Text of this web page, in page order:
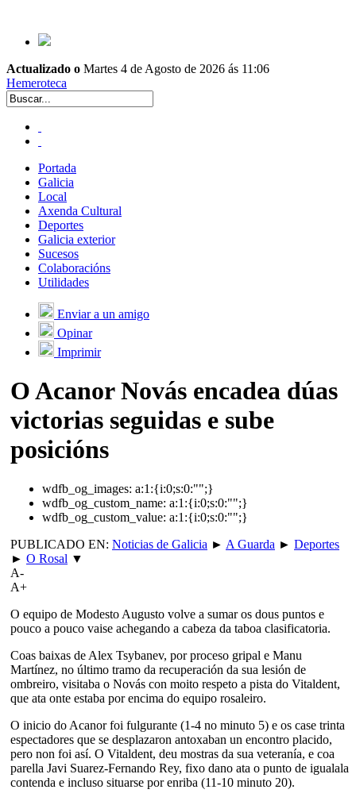
Actualizado o Martes 4 de Agosto de 2026 ás 11:06
Hemeroteca
Portada
Galicia
Local
Axenda Cultural
Deportes
Galicia exterior
Sucesos
Colaboracións
Utilidades
Enviar a un amigo
Opinar
Imprimir
O Acanor Novás encadea dúas
victorias seguidas e sube
posicións
wdfb_og_images: a:1:{i:0;s:0:"";}
wdfb_og_custom_name: a:1:{i:0;s:0:"";}
wdfb_og_custom_value: a:1:{i:0;s:0:"";}
PUBLICADO EN: Noticias de Galicia ► A Guarda ► Deportes
► O Rosal ▼
A-
A+
O equipo de Modesto Augusto volve a sumar os dous puntos e
pouco a pouco vaise achegando a cabeza da taboa clasificatoria.
Coas baixas de Alex Tsybanev, por proceso gripal e Manu
Martínez, no último tramo da recuperación da sua lesión de
ombreiro, visitaba o Novás con moito respeto a pista do Vitaldent,
que ata onte estaba por encima do equipo rosaleiro.
O inicio do Acanor foi fulgurante (1-4 no minuto 5) e os case trinta
espectadores que se desplazaron antoxaban un encontro placido,
pero non foi así. O Vitaldent, deu mostras da sua veteranía, e coa
parella Javi Suarez-Fernando Rey, fixo dano ata o punto de igualala
contenda e incluso situarse por enriba (11-10 minuto 20).